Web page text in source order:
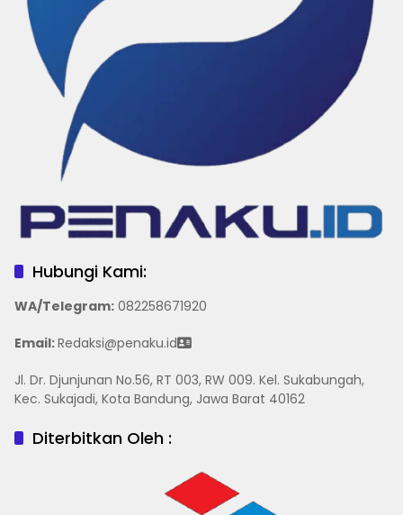
Hubungi Kami:
WA/Telegram: 082258671920
Email:Redaksi@penaku.id
Jl. Dr. Djunjunan No.56, RT 003, RW 009. Kel. Sukabungah,
Kec. Sukajadi, Kota Bandung, Jawa Barat 40162
Diterbitkan Oleh :